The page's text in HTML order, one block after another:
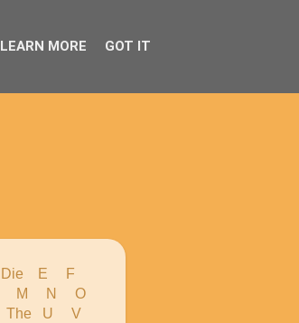
Die E
F
M N
O
The
U V
LEARN MORE GOT IT